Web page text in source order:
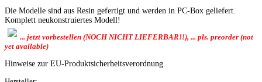
Die Modelle sind aus Resin gefertigt und werden in PC-Box geliefert.
Komplett neukonstruiertes Modell!
... jetzt vorbestellen (NOCH NICHT LIEFERBAR!!), ... pls. preorder (not
yet available)
Hinweise zur EU-Produktsicherheitsverordnung.